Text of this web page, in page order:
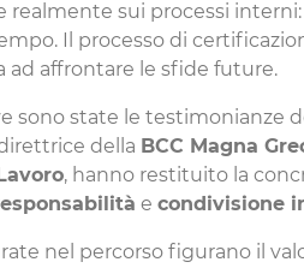
realmente sui processi
Il processo di
ad affrontare le sfide future.
sono state le testimonianze
della BCC Magna
, hanno restituito la
e condivisione
nel percorso figurano il